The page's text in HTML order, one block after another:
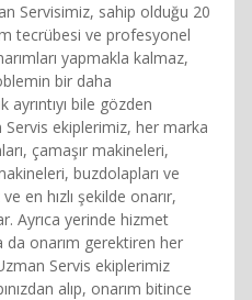
Servisimiz, sahip olduğu 20
tecrübesi ve profesyonel
yapmakla kalmaz,
bir daha
bile gözden
Servis ekiplerimiz, her marka
çamaşır makineleri,
buzdolapları ve
en hızlı şekilde onarır,
Ayrıca yerinde hizmet
da onarım gerektiren her
Servis ekiplerimiz
alıp, onarım bitince